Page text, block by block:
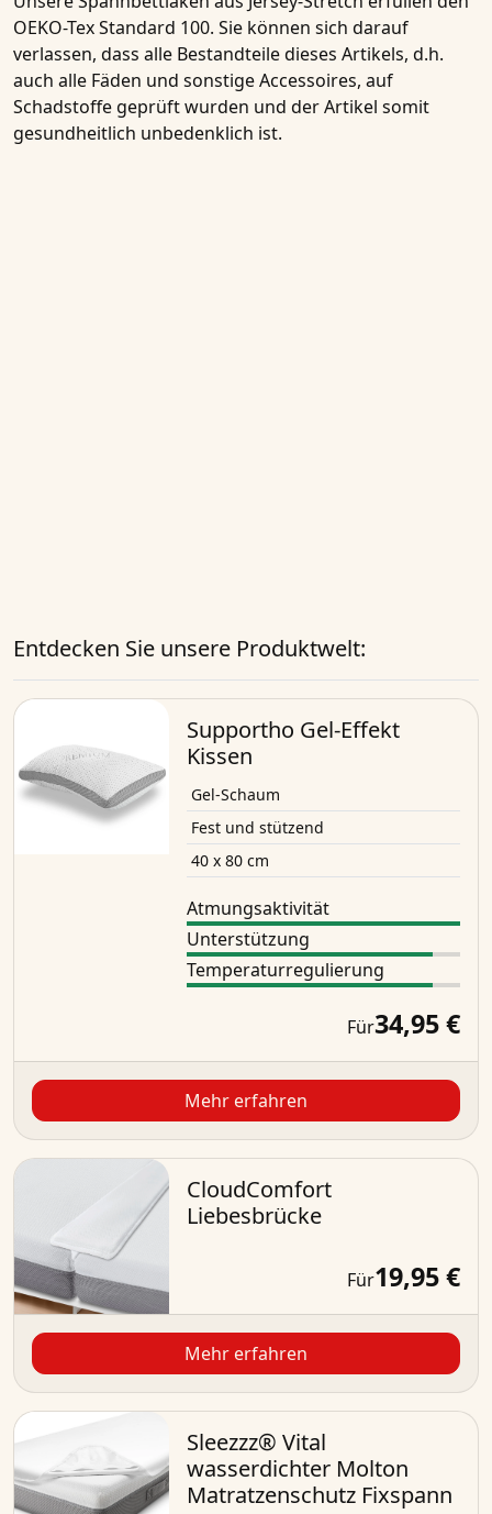
OEKO-Tex Standard 100. Sie können sich darauf
verlassen, dass alle Bestandteile dieses Artikels, d.h.
auch alle Fäden und sonstige Accessoires, auf
Schadstoffe geprüft wurden und der Artikel somit
gesundheitlich unbedenklich ist.
Entdecken Sie unsere Produktwelt:
Supportho Gel-Effekt
Kissen
Gel-Schaum
Fest und stützend
40 x 80 cm
Atmungsaktivität
Unterstützung
Temperaturregulierung
Für34,95 €
Mehr erfahren
CloudComfort
Liebesbrücke
Für19,95 €
Mehr erfahren
Sleezzz® Vital
wasserdichter Molton
Matratzenschutz Fixspann